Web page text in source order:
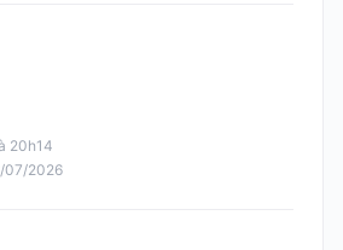
20h14
07/2026